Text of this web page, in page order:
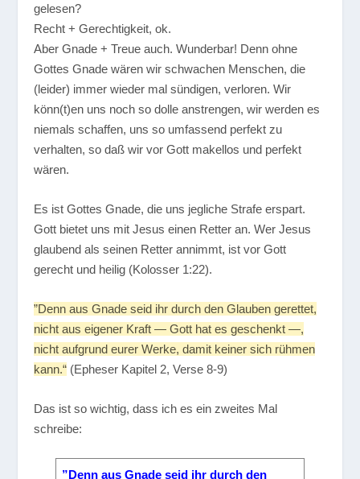
gelesen?
Recht + Gerechtigkeit, ok.
Aber Gnade + Treue auch. Wunderbar! Denn ohne
Gottes Gnade wären wir schwachen Menschen, die
(leider) immer wieder mal sündigen, verloren. Wir
könn(t)en uns noch so dolle anstrengen, wir werden es
niemals schaffen, uns so umfassend perfekt zu
verhalten, so daß wir vor Gott makellos und perfekt
wären.
Es ist Gottes Gnade, die uns jegliche Strafe erspart.
Gott bietet uns mit Jesus einen Retter an. Wer Jesus
glaubend als seinen Retter annimmt, ist vor Gott
gerecht und heilig (Kolosser 1:22).
”Denn aus Gnade seid ihr durch den Glauben gerettet,
nicht aus eigener Kraft — Gott hat es geschenkt —,
nicht aufgrund eurer Werke, damit keiner sich rühmen
kann.“ (Epheser Kapitel 2, Verse 8-9)
Das ist so wichtig, dass ich es ein zweites Mal
schreibe:
”Denn aus Gnade seid ihr durch den